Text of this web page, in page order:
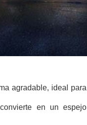
agradable, ideal para
en un espejo